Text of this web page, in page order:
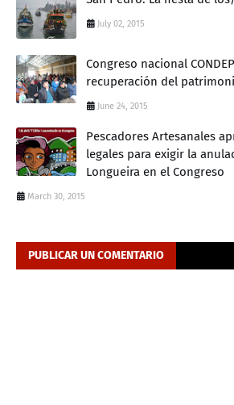
July 02, 2015
Congreso nacional
recuperación del
June 24, 2015
Pescadores Artesanales
legales para exigir la
Longueira en el Congreso
March 30, 2015
PUBLICAR UN COMENTARIO